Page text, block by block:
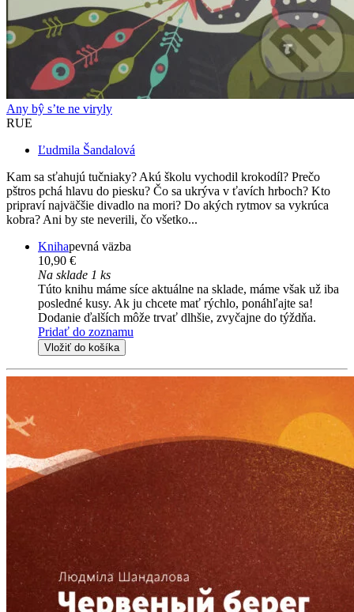
Any bŷ s’te ne viryly
RUE
Ľudmila Šandalová
Kam sa sťahujú tučniaky? Akú školu vychodil krokodíl? Prečo
pštros pchá hlavu do piesku? Čo sa ukrýva v ťavích hrboch? Kto
pripraví najväčšie divadlo na mori? Do akých rytmov sa vykrúca
kobra? Ani by ste neverili, čo všetko...
Knihapevná väzba
10,90 €
Na sklade 1 ks
Túto knihu máme síce aktuálne na sklade, máme však už iba
posledné kusy. Ak ju chcete mať rýchlo, ponáhľajte sa!
Dodanie ďalších môže trvať dlhšie, zvyčajne do týždňa.
Pridať do zoznamu
Vložiť do košíka